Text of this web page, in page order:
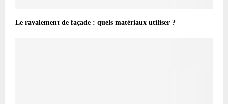
Le ravalement de façade : quels matériaux utiliser ?